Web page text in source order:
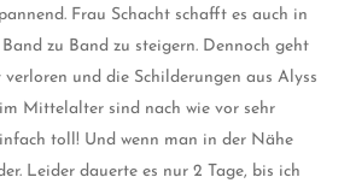
Frau Schacht schafft es auch in
zu Band zu steigern. Dennoch geht
und die Schilderungen aus Alyss
Mittelalter sind nach wie vor sehr
toll! Und wenn man in der Nähe
Leider dauerte es nur 2 Tage, bis ich